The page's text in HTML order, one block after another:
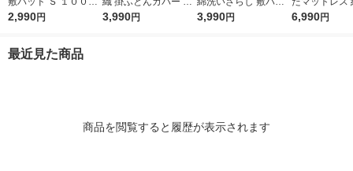
２００ｃｍ ライトブ
2,990円
１５０×２１０ｃｍ用
3,990円
ド Ｓ １００×２００
3,990円
０×奥行１９
6,990円
最近見た商品
商品を閲覧すると履歴が表示されます